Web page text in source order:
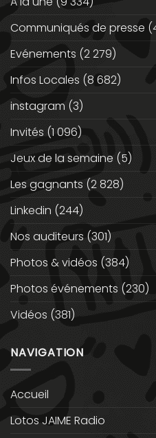
Communiqués de presse
Evénements (2 279)
Infos Locales (8 682)
instagram (3)
Invités (1 096)
Jeux de la semaine (5)
Les gagnants (2 828)
Linkedin (244)
Nos auditeurs (301)
Photos & vidéos (384)
Photos événements (230)
Vidéos (381)
NAVIGATION
Accueil
Lotos JAIME Radio